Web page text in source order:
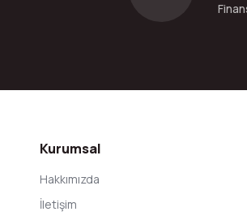
Kurumsal
Hakkımızda
İletişim